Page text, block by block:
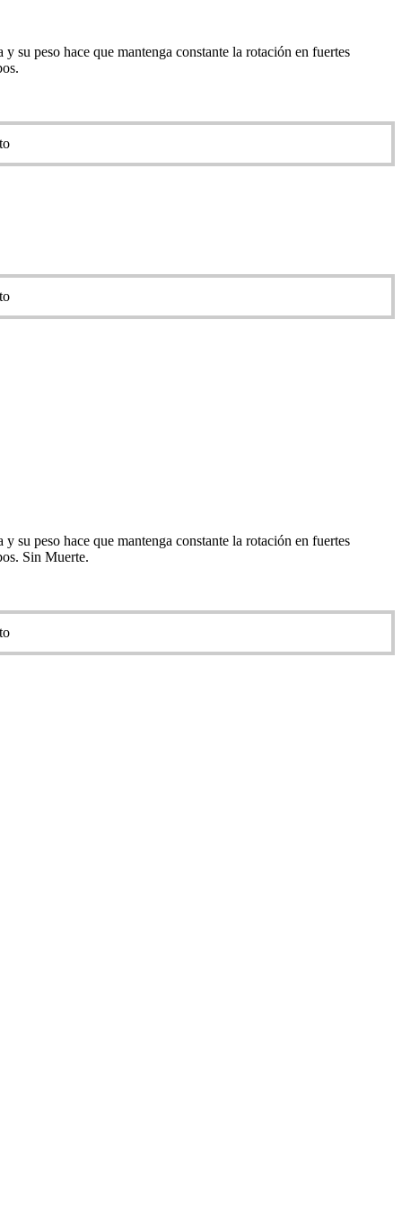
su peso hace que mantenga constante la rotación en fuertes
su peso hace que mantenga constante la rotación en fuertes
Sin Muerte.